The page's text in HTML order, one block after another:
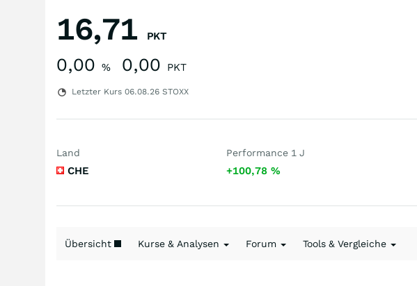
16,71 PKT
0,00 % 0,00 PKT
Letzter Kurs 06.08.26 STOXX
Land
CHE
Performance 1 J
+100,78 %
Übersicht Kurse & Analysen Forum Tools & Vergleiche